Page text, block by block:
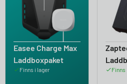
Easee Charge Max
Laddboxpaket
Finns i lager Finns